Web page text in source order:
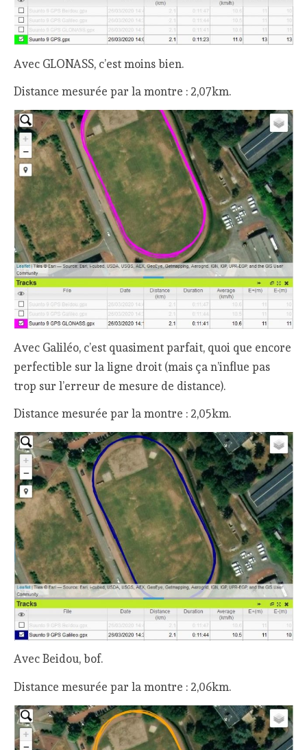
Avec GLONASS, c’est moins bien.
Distance mesurée par la montre : 2,07km.
Avec Galiléo, c’est quasiment parfait, quoi que encore
perfectible sur la ligne droit (mais ça n’influe pas
trop sur l’erreur de mesure de distance).
Distance mesurée par la montre : 2,05km.
Avec Beidou, bof.
Distance mesurée par la montre : 2,06km.